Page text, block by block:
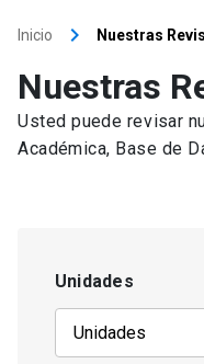
Inicio keyboard_arrow_right Nuestras
Nuestras
Usted puede revisar
Académica, Base de
Unidades